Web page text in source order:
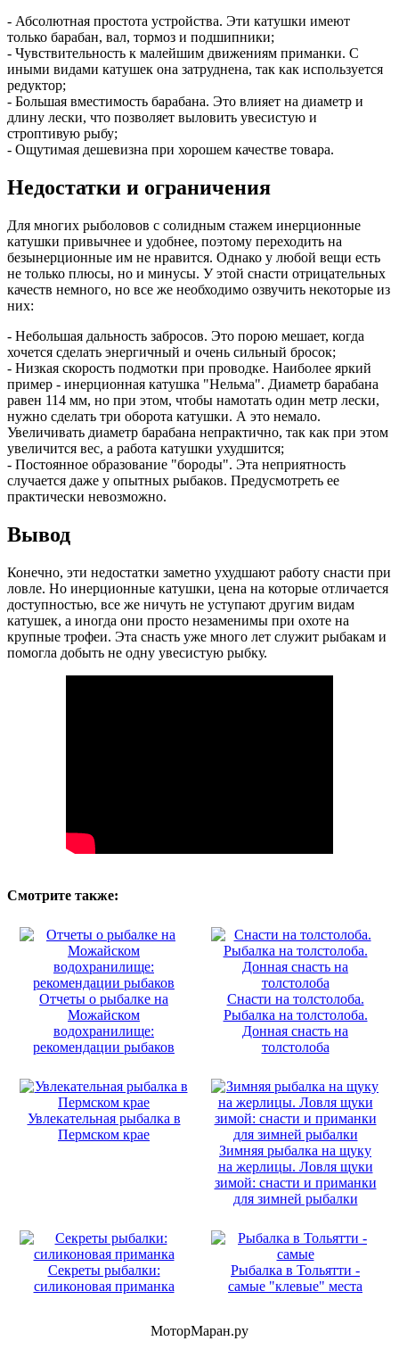
- Абсолютная простота устройства. Эти катушки имеют
только барабан, вал, тормоз и подшипники;
- Чувствительность к малейшим движениям приманки. С
иными видами катушек она затруднена, так как используется
редуктор;
- Большая вместимость барабана. Это влияет на диаметр и
длину лески, что позволяет выловить увесистую и
строптивую рыбу;
- Ощутимая дешевизна при хорошем качестве товара.
Недостатки и ограничения
Для многих рыболовов с солидным стажем инерционные
катушки привычнее и удобнее, поэтому переходить на
безынерционные им не нравится. Однако у любой вещи есть
не только плюсы, но и минусы. У этой снасти отрицательных
качеств немного, но все же необходимо озвучить некоторые из
них:
- Небольшая дальность забросов. Это порою мешает, когда
хочется сделать энергичный и очень сильный бросок;
- Низкая скорость подмотки при проводке. Наиболее яркий
пример - инерционная катушка "Нельма". Диаметр барабана
равен 114 мм, но при этом, чтобы намотать один метр лески,
нужно сделать три оборота катушки. А это немало.
Увеличивать диаметр барабана непрактично, так как при этом
увеличится вес, а работа катушки ухудшится;
- Постоянное образование "бороды". Эта неприятность
случается даже у опытных рыбаков. Предусмотреть ее
практически невозможно.
Вывод
Конечно, эти недостатки заметно ухудшают работу снасти при
ловле. Но инерционные катушки, цена на которые отличается
доступностью, все же ничуть не уступают другим видам
катушек, а иногда они просто незаменимы при охоте на
крупные трофеи. Эта снасть уже много лет служит рыбакам и
помогла добыть не одну увесистую рыбку.
Смотрите также:
Отчеты о рыбалке на
Можайском
водохранилище:
рекомендации рыбаков
Снасти на толстолоба.
Рыбалка на толстолоба.
Донная снасть на
толстолоба
Увлекательная рыбалка в
Пермском крае
Зимняя рыбалка на щуку
на жерлицы. Ловля щуки
зимой: снасти и приманки
для зимней рыбалки
Секреты рыбалки:
силиконовая приманка
Рыбалка в Тольятти -
самые "клевые" места
МоторМаран.ру